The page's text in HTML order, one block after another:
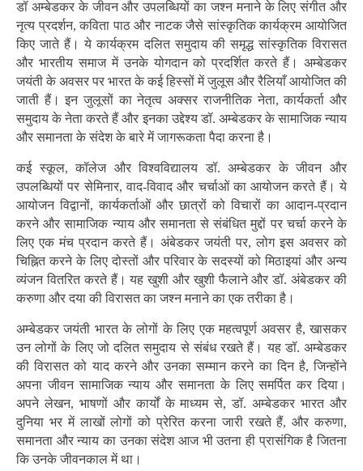
डॉ अम्बेडकर के जीवन और उपलब्धियों का जश्न मनाने के लिए संगीत और
नृत्य प्रदर्शन, कविता पाठ और नाटक जैसे सांस्कृतिक कार्यक्रम आयोजित
किए जाते हैं। ये कार्यक्रम दलित समुदाय की समृद्ध सांस्कृतिक विरासत
और भारतीय समाज में उनके योगदान को प्रदर्शित करते हैं। अम्बेडकर
जयंती के अवसर पर भारत के कई हिस्सों में जुलूस और रैलियाँ आयोजित की
जाती हैं। इन जुलूसों का नेतृत्व अक्सर राजनीतिक नेता, कार्यकर्ता और
समुदाय के नेता करते हैं और इनका उद्देश्य डॉ. अम्बेडकर के सामाजिक न्याय
और समानता के संदेश के बारे में जागरूकता पैदा करना है।
कई स्कूल, कॉलेज और विश्वविद्यालय डॉ. अम्बेडकर के जीवन और
उपलब्धियों पर सेमिनार, वाद-विवाद और चर्चाओं का आयोजन करते हैं। ये
आयोजन विद्वानों, कार्यकर्ताओं और छात्रों को विचारों का आदान-प्रदान
करने और सामाजिक न्याय और समानता से संबंधित मुद्दों पर चर्चा करने के
लिए एक मंच प्रदान करते हैं। अंबेडकर जयंती पर, लोग इस अवसर को
चिह्नित करने के लिए दोस्तों और परिवार के सदस्यों को मिठाइयां और अन्य
व्यंजन वितरित करते हैं। यह खुशी और खुशी फैलाने और डॉ. अंबेडकर की
करुणा और दया की विरासत का जश्न मनाने का एक तरीका है।
अम्बेडकर जयंती भारत के लोगों के लिए एक महत्वपूर्ण अवसर है, खासकर
उन लोगों के लिए जो दलित समुदाय से संबंध रखते हैं। यह डॉ. अम्बेडकर
की विरासत को याद करने और उनका सम्मान करने का दिन है, जिन्होंने
अपना जीवन सामाजिक न्याय और समानता के लिए समर्पित कर दिया।
अपने लेखन, भाषणों और कार्यों के माध्यम से, डॉ. अम्बेडकर भारत और
दुनिया भर में लाखों लोगों को प्रेरित करना जारी रखते हैं, और करुणा,
समानता और न्याय का उनका संदेश आज भी उतना ही प्रासंगिक है जितना
कि उनके जीवनकाल में था।